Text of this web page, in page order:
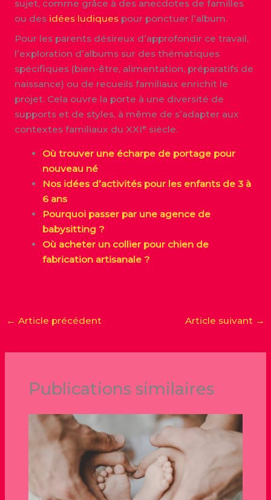
sujet, comme grâce à des anecdotes de familles
ou des idées ludiquespour ponctuer l’album.
Pour les parents désireux d’approfondir ce travail,
l’exploration d’albums sur des thématiques
spécifiques (bien-être, alimentation, préparatifs de
naissance) ou de recueils familiaux enrichit le
projet. Cela ouvre la porte à une diversité de
supports et de styles, à même de s’adapter aux
contextes familiaux du XXIᵉ siècle.
Où trouver une écharpe de portage pour
nouveau né
Nos idées d’activités pour les enfants de 3 à
6 ans
Pourquoi passer par une agence de
babysitting ?
Où acheter un collier pour chien de
fabrication artisanale ?
← Article précédent Article suivant →
Publications similaires